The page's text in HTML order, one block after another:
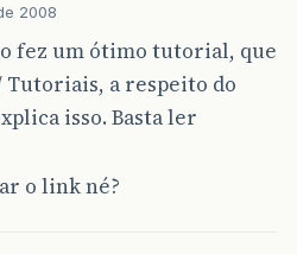
2008
fez um ótimo tutorial, que
Tutoriais, a respeito do
isso. Basta ler
o link né?